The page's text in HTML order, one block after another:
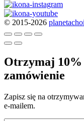
© 2015-2026
Otrzymaj 10%
zamówienie
Zapisz się na
e-mailem.